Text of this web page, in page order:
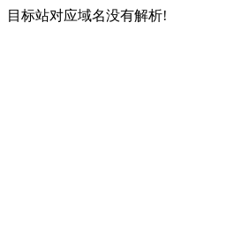
目标站对应域名没有解析!